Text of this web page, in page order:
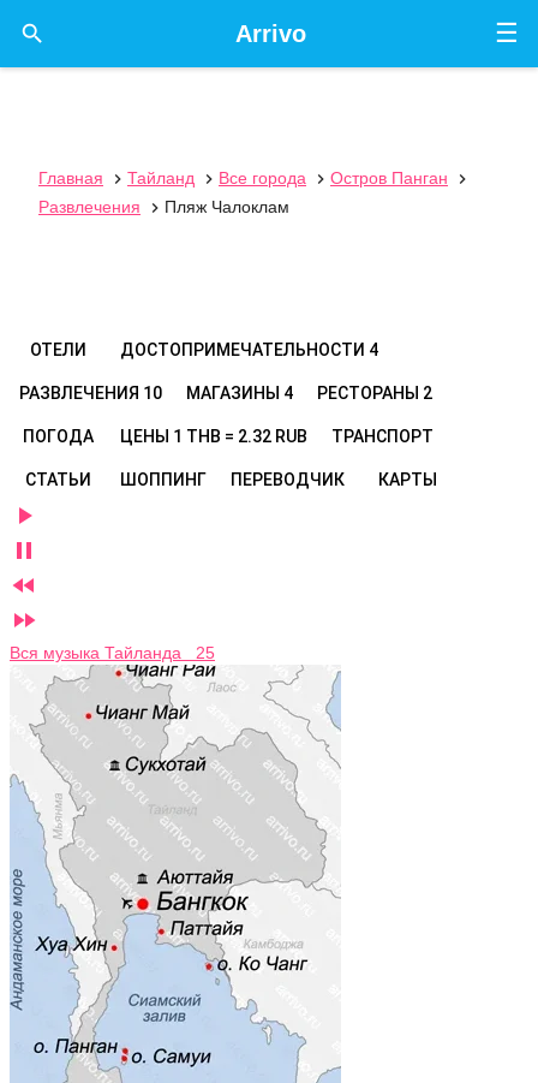
☰
Arrivo

Главная  Тайланд  Все города  Остров Панган

Развлечения
 Пляж Чалоклам
ОТЕЛИ ДОСТОПРИМЕЧАТЕЛЬНОСТИ 4
РАЗВЛЕЧЕНИЯ 10 МАГАЗИНЫ 4 РЕСТОРАНЫ 2
ПОГОДА ЦЕНЫ 1 THB = 2.32 RUB ТРАНСПОРТ
СТАТЬИ ШОППИНГ ПЕРЕВОДЧИК КАРТЫ




Вся музыка Тайланда 25